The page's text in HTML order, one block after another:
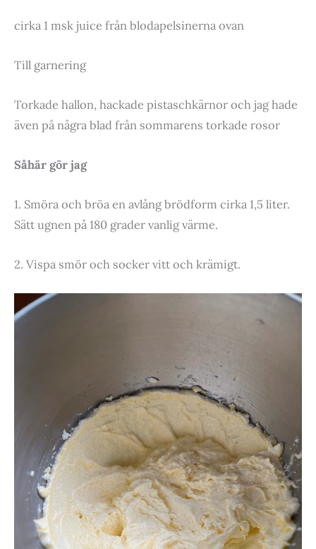
cirka 1 msk juice från blodapelsinerna ovan
Till garnering
Torkade hallon, hackade pistaschkärnor och jag hade
även på några blad från sommarens torkade rosor
Såhär gör jag
1. Smöra och bröa en avlång brödform cirka 1,5 liter.
Sätt ugnen på 180 grader vanlig värme.
2. Vispa smör och socker vitt och krämigt.